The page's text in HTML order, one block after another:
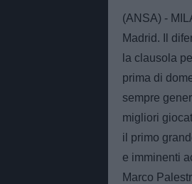
(ANSA) -
Madrid. Il
la clausola
prima di
sempre
migliori
il primo
e imminenti
Marco